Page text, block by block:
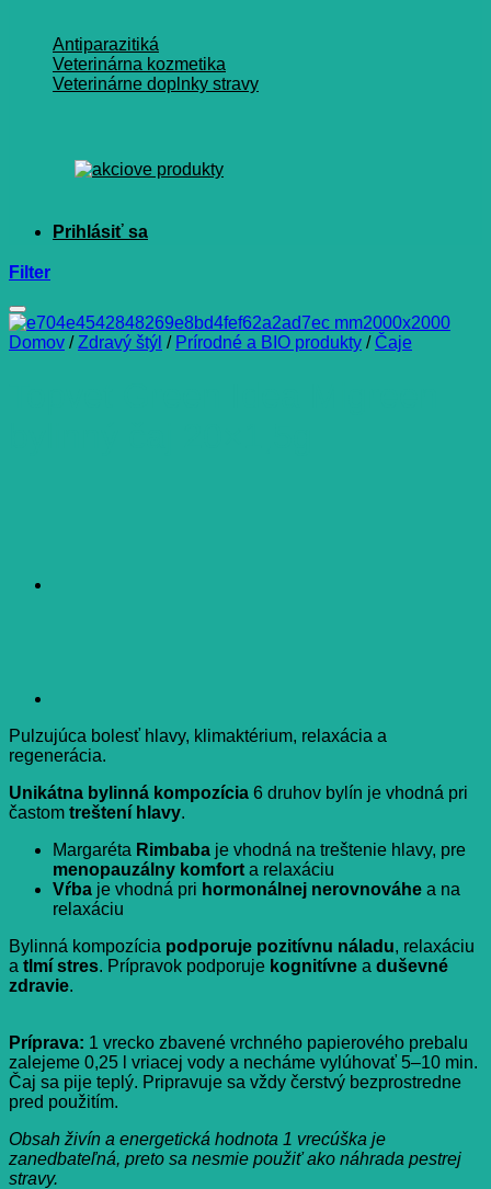
Antiparazitiká
Veterinárna kozmetika
Veterinárne doplnky stravy
Filter
Domov / Zdravý štýl / Prírodné a BIO produkty / Čaje
Pulzujúca bolesť hlavy, klimaktérium, relaxácia a
regenerácia.
Unikátna bylinná kompozícia 6 druhov bylín je vhodná pri
častom treštení hlavy.
Margaréta Rimbaba je vhodná na treštenie hlavy, pre
menopauzálny komfort a relaxáciu
Vŕba je vhodná pri hormonálnej nerovnováhe a na
relaxáciu
Bylinná kompozícia podporuje pozitívnu náladu, relaxáciu
a tlmí stres. Prípravok podporuje kognitívne a duševné
zdravie.
Príprava: 1 vrecko zbavené vrchného papierového prebalu
zalejeme 0,25 l vriacej vody a necháme vylúhovať 5–10 min.
Čaj sa pije teplý. Pripravuje sa vždy čerstvý bezprostredne
pred použitím.
Obsah živín a energetická hodnota 1 vrecúška je
zanedbateľná, preto sa nesmie použiť ako náhrada pestrej
stravy.